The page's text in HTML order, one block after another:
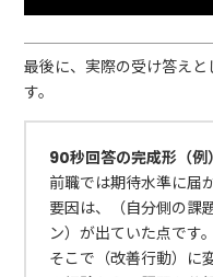
最後に、実際の受け答え
す。
90秒回答の完成形（例）
前職では期待水準に届
要因は、（自分側の課
ン）が出ていた点です。
そこで（改善行動）に